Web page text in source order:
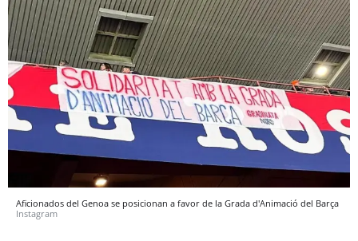
Aficionados del Genoa se posicionan a favor de la Grada d'Animació del Barça
Instagram